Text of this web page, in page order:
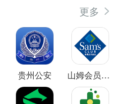
更多
贵州公安 山姆会员商店